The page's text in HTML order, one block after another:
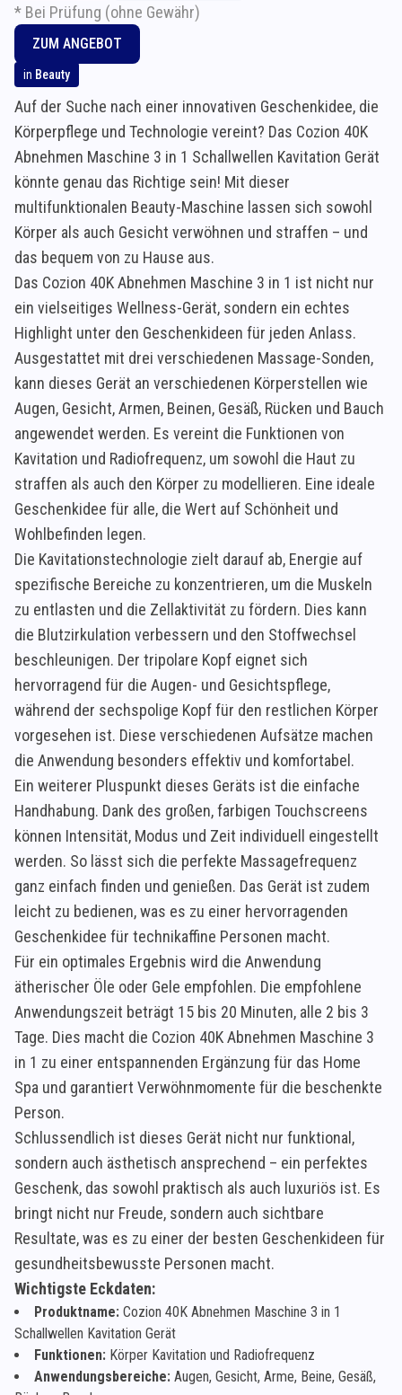
* Bei Prüfung (ohne Gewähr)
ZUM ANGEBOT
in Beauty
Auf der Suche nach einer innovativen Geschenkidee, die
Körperpflege und Technologie vereint? Das Cozion 40K
Abnehmen Maschine 3 in 1 Schallwellen Kavitation Gerät
könnte genau das Richtige sein! Mit dieser
multifunktionalen Beauty-Maschine lassen sich sowohl
Körper als auch Gesicht verwöhnen und straffen – und
das bequem von zu Hause aus.
Das Cozion 40K Abnehmen Maschine 3 in 1 ist nicht nur
ein vielseitiges Wellness-Gerät, sondern ein echtes
Highlight unter den Geschenkideen für jeden Anlass.
Ausgestattet mit drei verschiedenen Massage-Sonden,
kann dieses Gerät an verschiedenen Körperstellen wie
Augen, Gesicht, Armen, Beinen, Gesäß, Rücken und Bauch
angewendet werden. Es vereint die Funktionen von
Kavitation und Radiofrequenz, um sowohl die Haut zu
straffen als auch den Körper zu modellieren. Eine ideale
Geschenkidee für alle, die Wert auf Schönheit und
Wohlbefinden legen.
Die Kavitationstechnologie zielt darauf ab, Energie auf
spezifische Bereiche zu konzentrieren, um die Muskeln
zu entlasten und die Zellaktivität zu fördern. Dies kann
die Blutzirkulation verbessern und den Stoffwechsel
beschleunigen. Der tripolare Kopf eignet sich
hervorragend für die Augen- und Gesichtspflege,
während der sechspolige Kopf für den restlichen Körper
vorgesehen ist. Diese verschiedenen Aufsätze machen
die Anwendung besonders effektiv und komfortabel.
Ein weiterer Pluspunkt dieses Geräts ist die einfache
Handhabung. Dank des großen, farbigen Touchscreens
können Intensität, Modus und Zeit individuell eingestellt
werden. So lässt sich die perfekte Massagefrequenz
ganz einfach finden und genießen. Das Gerät ist zudem
leicht zu bedienen, was es zu einer hervorragenden
Geschenkidee für technikaffine Personen macht.
Für ein optimales Ergebnis wird die Anwendung
ätherischer Öle oder Gele empfohlen. Die empfohlene
Anwendungszeit beträgt 15 bis 20 Minuten, alle 2 bis 3
Tage. Dies macht die Cozion 40K Abnehmen Maschine 3
in 1 zu einer entspannenden Ergänzung für das Home
Spa und garantiert Verwöhnmomente für die beschenkte
Person.
Schlussendlich ist dieses Gerät nicht nur funktional,
sondern auch ästhetisch ansprechend – ein perfektes
Geschenk, das sowohl praktisch als auch luxuriös ist. Es
bringt nicht nur Freude, sondern auch sichtbare
Resultate, was es zu einer der besten Geschenkideen für
gesundheitsbewusste Personen macht.
Wichtigste Eckdaten:
Produktname: Cozion 40K Abnehmen Maschine 3 in 1
Schallwellen Kavitation Gerät
Funktionen: Körper Kavitation und Radiofrequenz
Anwendungsbereiche: Augen, Gesicht, Arme, Beine, Gesäß,